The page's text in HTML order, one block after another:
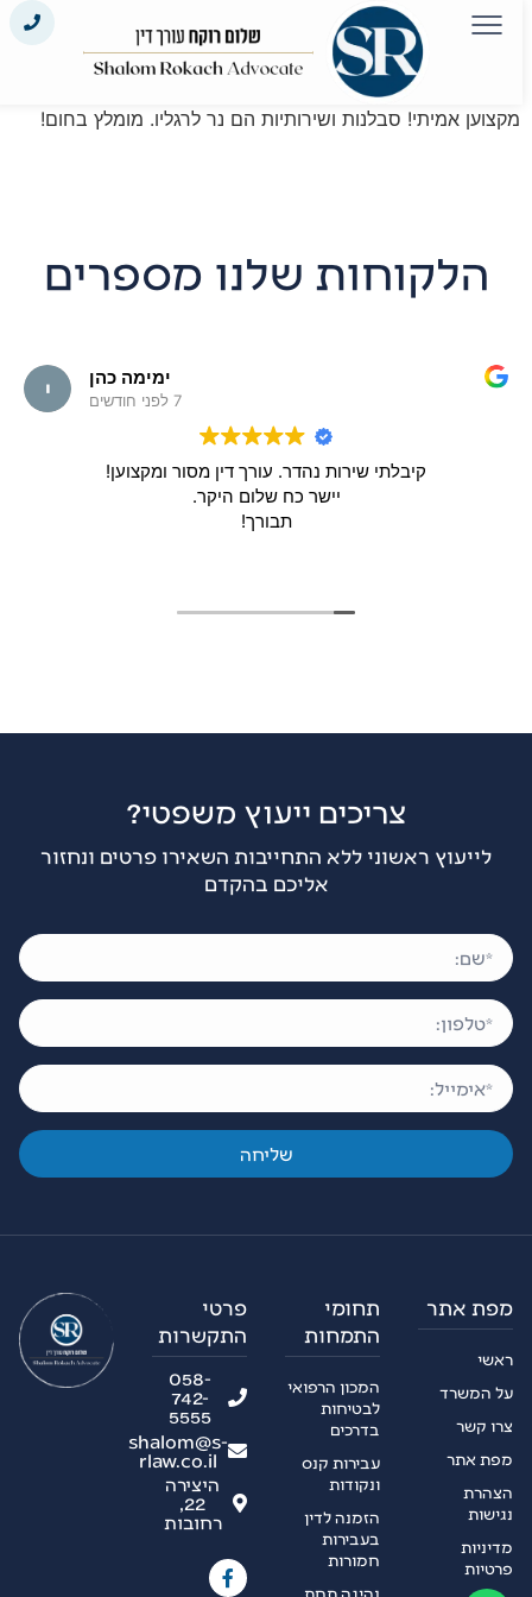
מקצוען אמיתי! סבלנות ושירותיות הם נר לרגליו. מומלץ בחום!
הלקוחות שלנו מספרים
ימימה כהן
קיבלתי שירות נהדר. עורך דין מסור ומקצוען!
יישר כח שלום היקר.
תבורך!
צריכים ייעוץ משפטי?
לייעוץ ראשוני ללא התחייבות השאירו פרטים ונחזור
אליכם בהקדם
שליחה
מפת אתר
ראשי
על המשרד
צרו קשר
מפת אתר
הצהרת
נגישות
מדיניות
פרטיות
תחומי
התמחות
המכון הרפואי
לבטיחות
בדרכים
עבירות קנס
ונקודות
הזמנה לדין
בעבירות
חמורות
נהיגה תחת
פרטי
התקשרות
058-
742-
5555
shalom@s-
rlaw.co.il
היצירה
22,
רחובות